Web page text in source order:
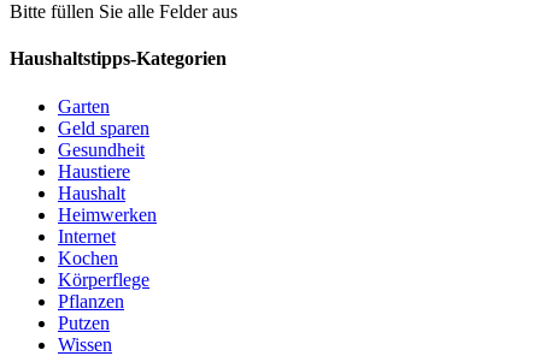
Bitte füllen Sie alle Felder aus
Haushaltstipps-Kategorien
Garten
Geld sparen
Gesundheit
Haustiere
Haushalt
Heimwerken
Internet
Kochen
Körperflege
Pflanzen
Putzen
Wissen